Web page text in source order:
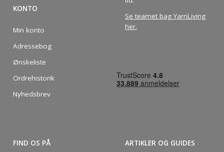
KONTO
Min konto
Adressebog
Ønskeliste
Ordrehistorik
Nyhedsbrev
Se teamet bag YarnLiving
her.
FIND OS PÅ ARTIKLER OG GUIDES